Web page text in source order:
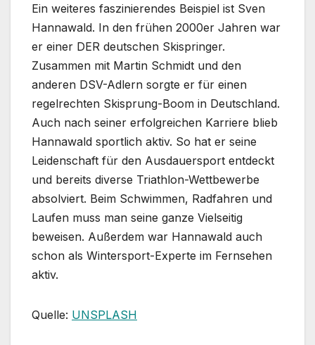
Ein weiteres faszinierendes Beispiel ist Sven
Hannawald. In den frühen 2000er Jahren war
er einer DER deutschen Skispringer.
Zusammen mit Martin Schmidt und den
anderen DSV-Adlern sorgte er für einen
regelrechten Skisprung-Boom in Deutschland.
Auch nach seiner erfolgreichen Karriere blieb
Hannawald sportlich aktiv. So hat er seine
Leidenschaft für den Ausdauersport entdeckt
und bereits diverse Triathlon-Wettbewerbe
absolviert. Beim Schwimmen, Radfahren und
Laufen muss man seine ganze Vielseitig
beweisen. Außerdem war Hannawald auch
schon als Wintersport-Experte im Fernsehen
aktiv.
Quelle: UNSPLASH